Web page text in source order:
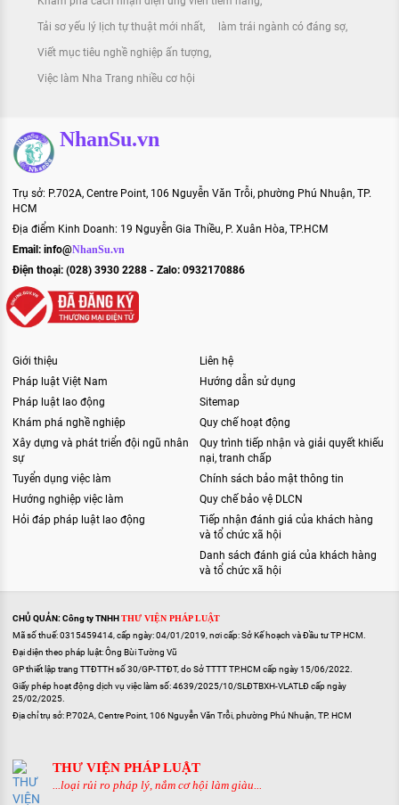
Tải sơ yếu lý lịch tự thuật mới nhất làm trái ngành có đáng sợ
Viết mục tiêu nghề nghiệp ấn tượng
Việc làm Nha Trang nhiều cơ hội
NhanSu.vn
Trụ sở: P.702A, Centre Point, 106 Nguyễn Văn Trỗi, phường Phú Nhuận, TP.
HCM
Địa điểm Kinh Doanh: 19 Nguyễn Gia Thiều, P. Xuân Hòa, TP.HCM
Email: info@NhanSu.vn
Điện thoại: (028) 3930 2288 - Zalo: 0932170886
Giới thiệu
Pháp luật Việt Nam
Pháp luật lao động
Khám phá nghề nghiệp
Xây dựng và phát triển đội ngũ nhân
sự
Tuyển dụng việc làm
Hướng nghiệp việc làm
Hỏi đáp pháp luật lao động
Liên hệ
Hướng dẫn sử dụng
Sitemap
Quy chế hoạt động
Quy trình tiếp nhận và giải quyết khiếu
nại, tranh chấp
Chính sách bảo mật thông tin
Quy chế bảo vệ DLCN
Tiếp nhận đánh giá của khách hàng
và tổ chức xã hội
Danh sách đánh giá của khách hàng
và tổ chức xã hội
CHỦ QUẢN: Công ty TNHHTHƯ VIỆN PHÁP LUẬT
Mã số thuế: 0315459414, cấp ngày: 04/01/2019, nơi cấp: Sở Kế hoạch và Đầu tư TP HCM.
Đại diện theo pháp luật: Ông Bùi Tường Vũ
GP thiết lập trang TTĐTTH số 30/GP-TTĐT, do Sở TTTT TP.HCM cấp ngày 15/06/2022.
Giấy phép hoạt động dịch vụ việc làm số: 4639/2025/10/SLĐTBXH-VLATLĐ cấp ngày
25/02/2025.
Địa chỉ trụ sở: P.702A, Centre Point, 106 Nguyễn Văn Trỗi, phường Phú Nhuận, TP. HCM
THƯ VIỆN PHÁP LUẬT
...loại rủi ro pháp lý, nắm cơ hội làm giàu...